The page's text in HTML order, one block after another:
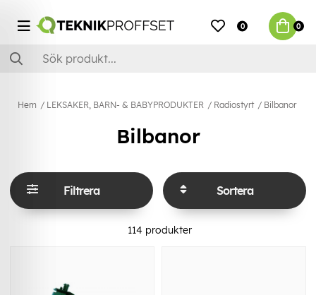
0 0
Hem LEKSAKER, BARN- & BABYPRODUKTER Radiostyrt Bilbanor
Bilbanor
Filtrera Sortera
114 produkter